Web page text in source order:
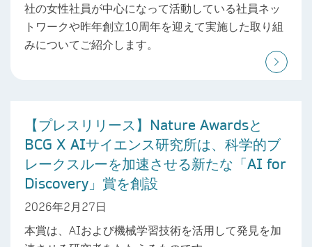
社の女性社員が中心になって活動している社員ネッ
トワークや昨年創立10周年を迎えて実施した取り組
みについてご紹介します。
【プレスリリース】Nature Awardsと
BCG X AIサイエンス研究所は、科学的ブ
レークスルーを加速させる新たな「AI for
Discovery」賞を創設
2026年2月27日
本賞は、AIおよび機械学習技術を活用して発見を加